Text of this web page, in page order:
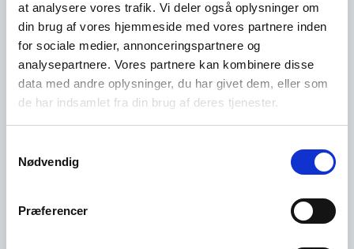
at analysere vores trafik. Vi deler også oplysninger om
din brug af vores hjemmeside med vores partnere inden
for sociale medier, annonceringspartnere og
analysepartnere. Vores partnere kan kombinere disse
data med andre oplysninger, du har givet dem, eller som
de har indsamlet fra din brug af deres tjenester.
Nødvendig
Præferencer
Kun adgang for
brugere
Det er gratis at oprette sig som